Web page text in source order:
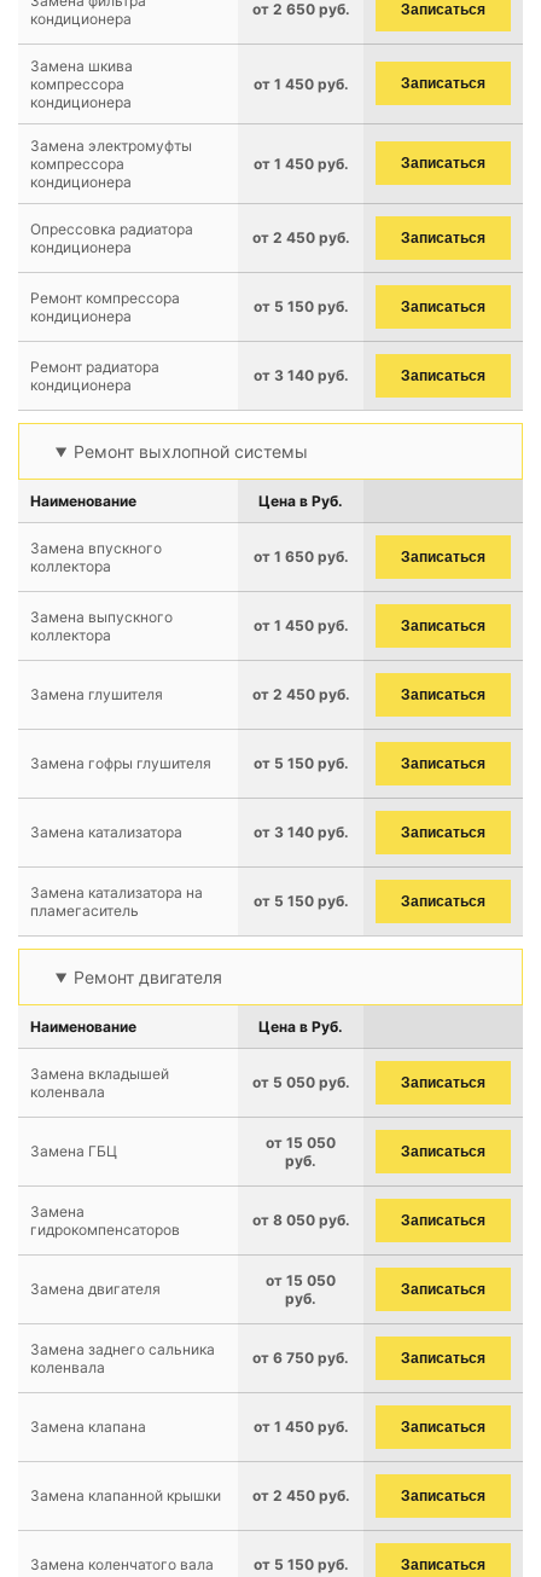
кондиционера
от 2 650 руб. Записаться
Замена шкива
компрессора
кондиционера
от 1 450 руб. Записаться
Замена электромуфты
компрессора
кондиционера
от 1 450 руб. Записаться
Опрессовка радиатора
кондиционера
от 2 450 руб. Записаться
Ремонт компрессора
кондиционера
от 5 150 руб. Записаться
Ремонт радиатора
кондиционера
от 3 140 руб. Записаться
Ремонт выхлопной системы
Наименование Цена в Руб.
Замена впускного
коллектора
от 1 650 руб. Записаться
Замена выпускного
коллектора
от 1 450 руб. Записаться
Замена глушителя от 2 450 руб. Записаться
Замена гофры глушителя от 5 150 руб. Записаться
Замена катализатора от 3 140 руб. Записаться
Замена катализатора на
пламегаситель
от 5 150 руб. Записаться
Ремонт двигателя
Наименование Цена в Руб.
Замена вкладышей
коленвала
от 5 050 руб. Записаться
Замена ГБЦ
от 15 050
руб.
Записаться
Замена
гидрокомпенсаторов
от 8 050 руб. Записаться
Замена двигателя
от 15 050
руб.
Записаться
Замена заднего сальника
коленвала
от 6 750 руб. Записаться
Замена клапана от 1 450 руб. Записаться
Замена клапанной крышки от 2 450 руб. Записаться
Замена коленчатого вала от 5 150 руб. Записаться